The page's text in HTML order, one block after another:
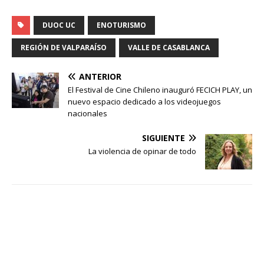
DUOC UC ENOTURISMO
REGIÓN DE VALPARAÍSO VALLE DE CASABLANCA
ANTERIOR
El Festival de Cine Chileno inauguró FECICH PLAY, un
nuevo espacio dedicado a los videojuegos
nacionales
SIGUIENTE
La violencia de opinar de todo